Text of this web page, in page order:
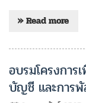
» Read more
อบรมโครงการ
บัญชี และการพั